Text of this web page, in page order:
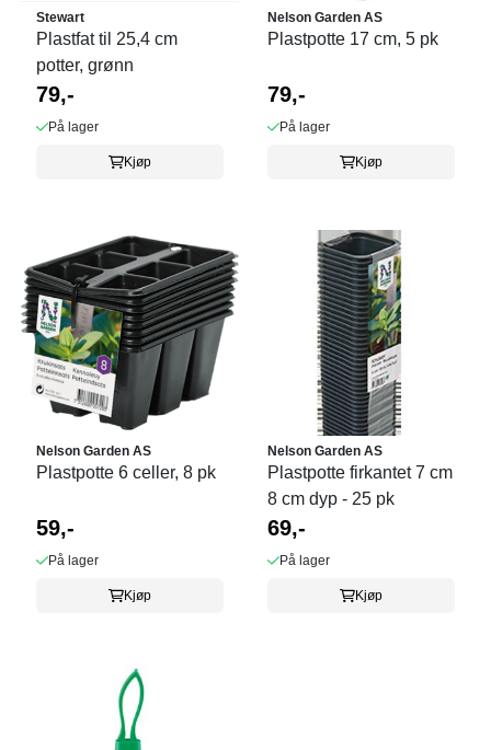
Stewart
Plastfat til 25,4 cm
potter, grønn
79,-
På lager
Kjøp
Nelson Garden AS
Plastpotte 17 cm, 5 pk
79,-
På lager
Kjøp
Nelson Garden AS
Plastpotte 6 celler, 8 pk
59,-
På lager
Kjøp
Nelson Garden AS
Plastpotte firkantet 7 cm
8 cm dyp - 25 pk
69,-
På lager
Kjøp